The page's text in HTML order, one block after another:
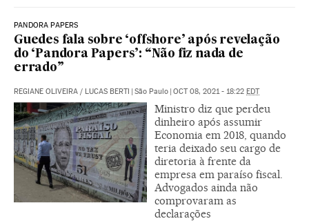
PANDORA PAPERS
Guedes fala sobre ‘offshore’ após revelação
do ‘Pandora Papers’: “Não fiz nada de
errado”
REGIANE OLIVEIRA / LUCAS BERTI | São Paulo | OCT 08, 2021 - 18:22 EDT
Ministro diz que perdeu
dinheiro após assumir
Economia em 2018, quando
teria deixado seu cargo de
diretoria à frente da
empresa em paraíso fiscal.
Advogados ainda não
comprovaram as
declarações